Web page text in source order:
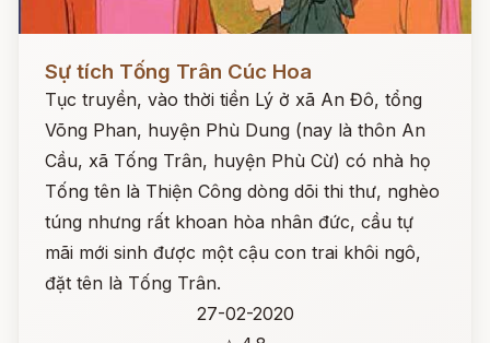
Sự tích Tống Trân Cúc Hoa
Tục truyền, vào thời tiền Lý ở xã An Đô, tổng
Võng Phan, huyện Phù Dung (nay là thôn An
Cầu, xã Tống Trân, huyện Phù Cừ) có nhà họ
Tống tên là Thiện Công dòng dõi thi thư, nghèo
túng nhưng rất khoan hòa nhân đức, cầu tự
mãi mới sinh được một cậu con trai khôi ngô,
đặt tên là Tống Trân.
27-02-2020